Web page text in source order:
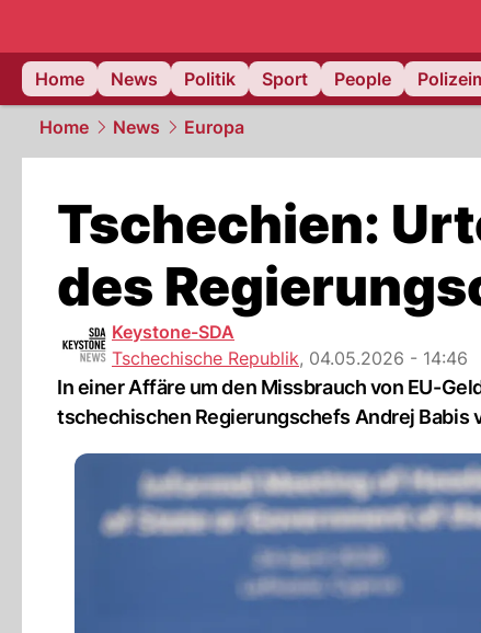
Home
News Politik Sport People
Home News Europa
Tschechien:
des
Keystone-SDA
Tschechische Republik, 04.05.2026 - 14:46
In einer Affäre um den Missbrauch von EU-
tschechischen Regierungschefs Andrej Babis